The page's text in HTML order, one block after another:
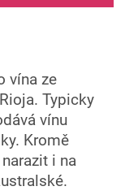
vína ze
Typicky
vínu
Kromě
i na